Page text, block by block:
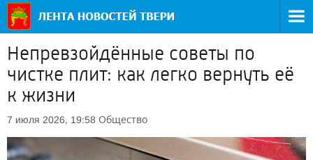
Непревзойдённые советы по
чистке плит: как легко вернуть её
к жизни
7 июля 2026, 19:58 Общество